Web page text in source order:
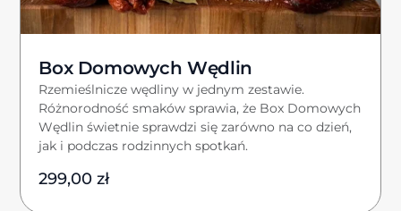
Box Domowych Wędlin
Rzemieślnicze wędliny w jednym zestawie.
Różnorodność smaków sprawia, że Box Domowych
Wędlin świetnie sprawdzi się zarówno na co dzień,
jak i podczas rodzinnych spotkań.
299,00zł